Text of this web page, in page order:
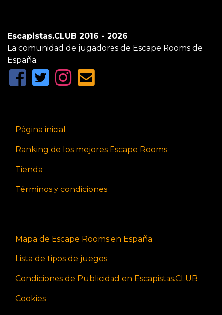
Escapistas.CLUB 2016 - 2026
La comunidad de jugadores de Escape Rooms de
España.
Página inicial
Ranking de los mejores Escape Rooms
Tienda
Términos y condiciones
Mapa de Escape Rooms en España
Lista de tipos de juegos
Condiciones de Publicidad en Escapistas.CLUB
Cookies